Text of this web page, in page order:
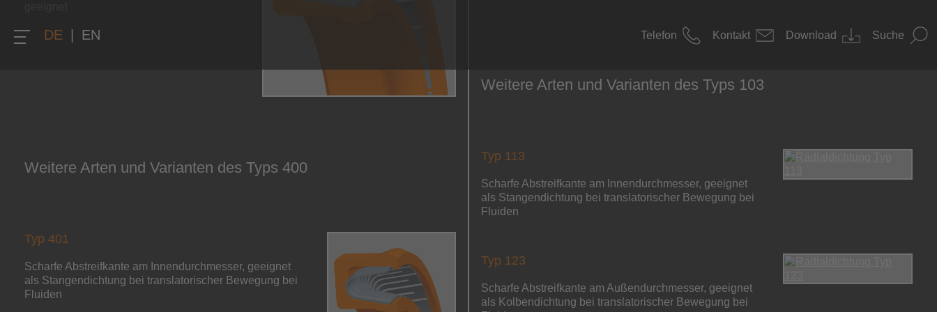
DE EN Telefon Kontakt Download Suche
Weitere Arten und Varianten des Typs 400
Typ 401
Scharfe Abstreifkante am Innendurchmesser, geeignet
als Stangendichtung bei translatorischer Bewegung bei
Fluiden
Weitere Arten und Varianten des Typs 103
Typ 113
Scharfe Abstreifkante am Innendurchmesser, geeignet
als Stangendichtung bei translatorischer Bewegung bei
Fluiden
Typ 123
Scharfe Abstreifkante am Außendurchmesser, geeignet
als Kolbendichtung bei translatorischer Bewegung bei